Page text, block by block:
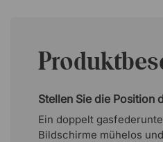
Stellen Sie die Position
Ein doppelt
Bildschirme mühelos